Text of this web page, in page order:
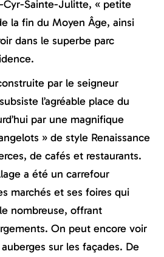
Cyr-Sainte-Julitte, « petite
la fin du Moyen Âge, ainsi
dans le superbe parc
par le seigneur
l’agréable place du
par une magnifique
» de style Renaissance
de cafés et restaurants.
a été un carrefour
marchés et ses foires qui
nombreuse, offrant
On peut encore voir
sur les façades. De